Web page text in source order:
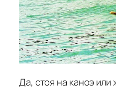
Да, стоя на каноэ